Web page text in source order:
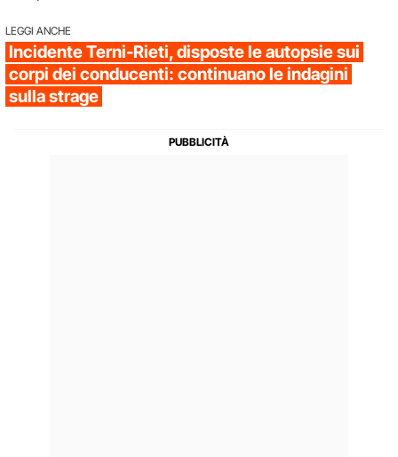
LEGGI ANCHE
Incidente Terni-Rieti, disposte le autopsie sui
corpi dei conducenti: continuano le indagini
sulla strage